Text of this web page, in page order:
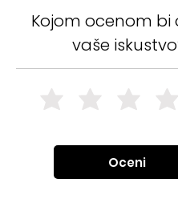
Kojom ocenom bi
vaše
Oceni